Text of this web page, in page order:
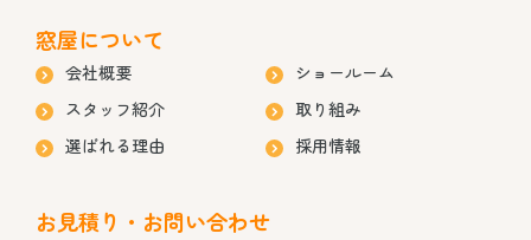
窓屋について
会社概要
ショールーム
スタッフ紹介
取り組み
選ばれる理由
採用情報
お見積り・お問い合わせ